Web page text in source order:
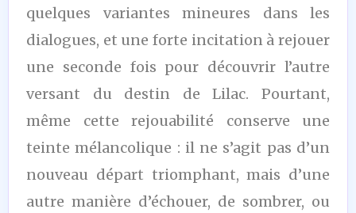
quelques variantes mineures dans les
dialogues, et une forte incitation à rejouer
une seconde fois pour découvrir l’autre
versant du destin de Lilac. Pourtant,
même cette rejouabilité conserve une
teinte mélancolique : il ne s’agit pas d’un
nouveau départ triomphant, mais d’une
autre manière d’échouer, de sombrer, ou